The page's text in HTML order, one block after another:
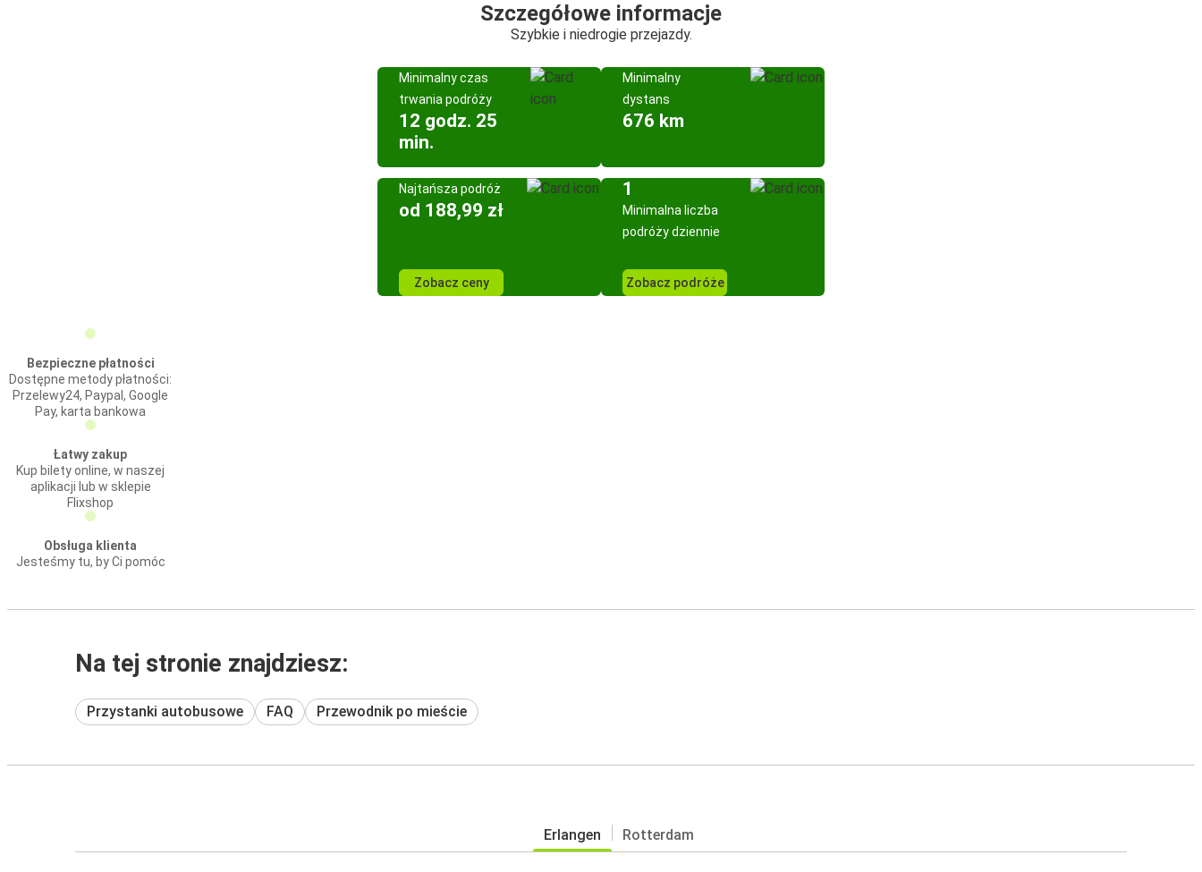
Szczegółowe informacje
Szybkie i niedrogie przejazdy.
Minimalny czas
trwania podróży
12 godz. 25
min.
Minimalny
dystans
676 km
Najtańsza podróż
od 188,99 zł
Zobacz ceny
1
Minimalna liczba
podróży dziennie
Zobacz podróże
Bezpieczne płatności
Dostępne metody płatności:
Przelewy24, Paypal, Google
Pay, karta bankowa
Łatwy zakup
Kup bilety online, w naszej
aplikacji lub w sklepie
Flixshop
Obsługa klienta
Jesteśmy tu, by Ci pomóc
Na tej stronie znajdziesz:
Przystanki autobusowe FAQ Przewodnik po mieście
Erlangen Rotterdam